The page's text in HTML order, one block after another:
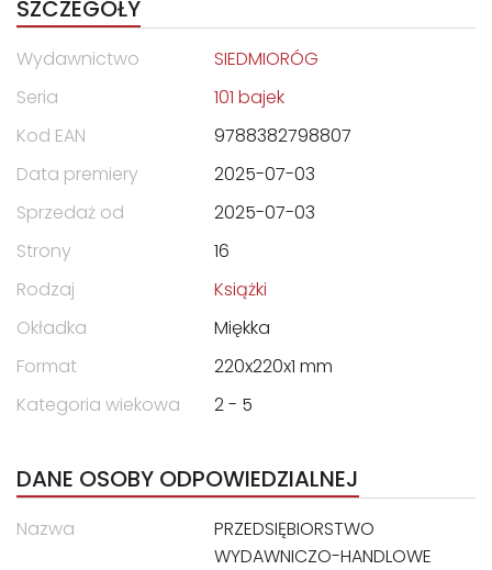
SZCZEGÓŁY
Wydawnictwo
SIEDMIORÓG
Seria
101 bajek
Kod EAN
9788382798807
Data premiery
2025-07-03
Sprzedaż od
2025-07-03
Strony
16
Rodzaj
Książki
Okładka
Miękka
Format
220x220x1 mm
Kategoria wiekowa
2 - 5
DANE OSOBY ODPOWIEDZIALNEJ
Nazwa
PRZEDSIĘBIORSTWO
WYDAWNICZO-HANDLOWE